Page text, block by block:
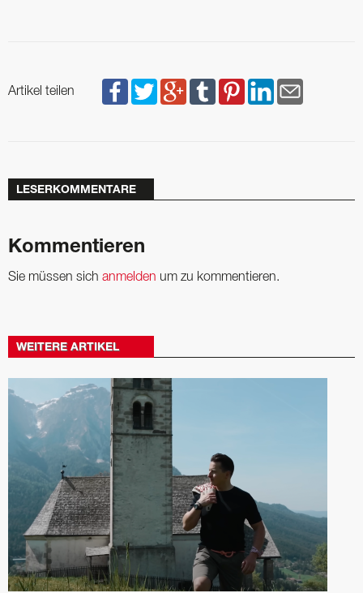
Artikel teilen
LESERKOMMENTARE
Kommentieren
Sie müssen sich anmelden um zu kommentieren.
WEITERE ARTIKEL